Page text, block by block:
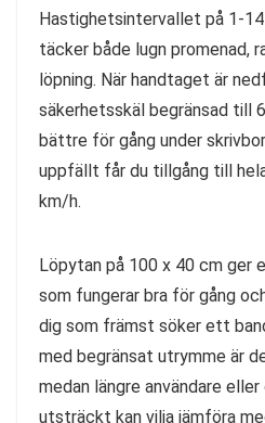
Hastighetsintervallet på 1-
täcker både lugn promenad,
löpning. När handtaget är
säkerhetsskäl begränsad till
bättre för gång under
uppfällt får du tillgång till
km/h.
Löpytan på 100 x 40 cm
som fungerar bra för gång
dig som främst söker ett
med begränsat utrymme är
medan längre användare
utsträckt kan vilja jämföra